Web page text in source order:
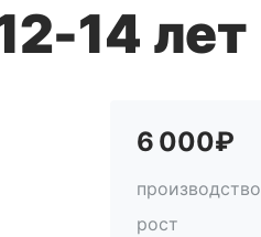
14 лет
6 000₽
производство
рост